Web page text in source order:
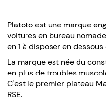
Platoto est une marque
voitures en bureau
en 1 à disposer en
La marque est née du
en plus de troubles
C'est le premier plateau
RSE.